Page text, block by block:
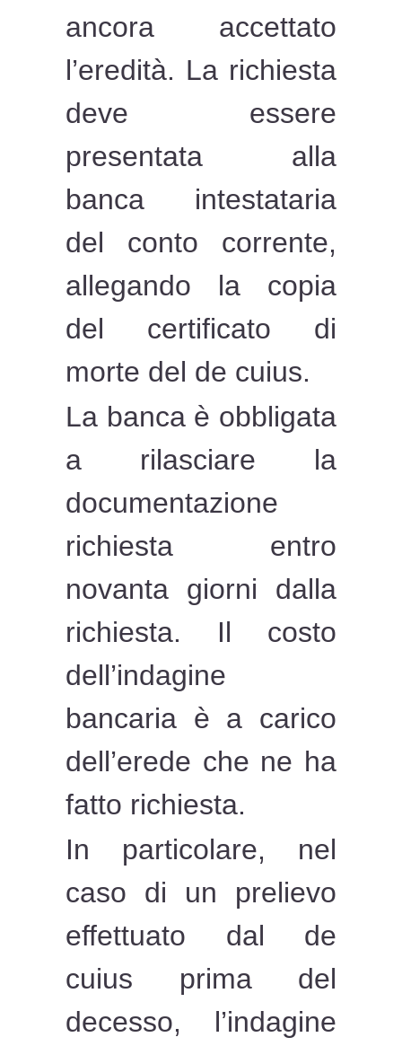
ancora accettato
l’eredità. La richiesta
deve essere
presentata alla
banca intestataria
del conto corrente,
allegando la copia
del certificato di
morte del de cuius.
La banca è obbligata
a rilasciare la
documentazione
richiesta entro
novanta giorni dalla
richiesta. Il costo
dell’indagine
bancaria è a carico
dell’erede che ne ha
fatto richiesta.
In particolare, nel
caso di un prelievo
effettuato dal de
cuius prima del
decesso, l’indagine